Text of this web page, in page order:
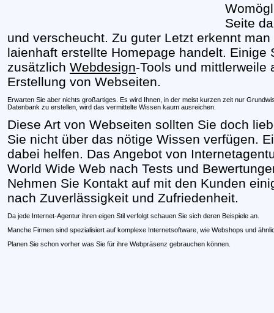
Seite
und verscheucht. Zu guter Letzt erkennt
laienhaft erstellte Homepage handelt. Einige
zusätzlich Webdesign-Tools und mittlerweile
Erstellung von Webseiten.
Erwarten Sie aber nichts großartiges. Es wird Ihnen, in der meist kurzen zeit nur
Datenbank zu erstellen, wird das vermittelte Wissen kaum ausreichen.
Diese Art von Webseiten sollten Sie doch
Sie nicht über das nötige Wissen verfügen.
dabei helfen. Das Angebot von
World Wide Web nach Tests und
Nehmen Sie Kontakt auf mit den Kunden
nach Zuverlässigkeit und Zufriedenheit.
Da jede Internet-Agentur ihren eigen Stil verfolgt schauen Sie sich deren Beispiele an.
Manche Firmen sind spezialisiert auf komplexe Internetsoftware, wie Webshops und
Planen Sie schon vorher was Sie für ihre Webpräsenz gebrauchen können.